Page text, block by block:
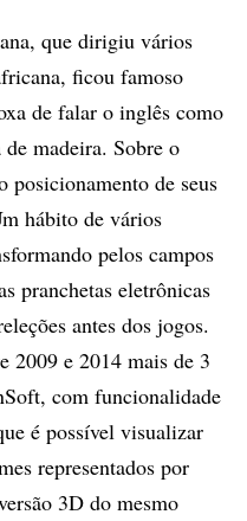
que dirigiu vários
ficou famoso
de falar o inglês como
madeira. Sobre o
posicionamento de seus
hábito de vários
pelos campos
pranchetas eletrônicas
antes dos jogos.
2009 e 2014 mais de 3
com funcionalidade
é possível visualizar
representados por
3D do mesmo